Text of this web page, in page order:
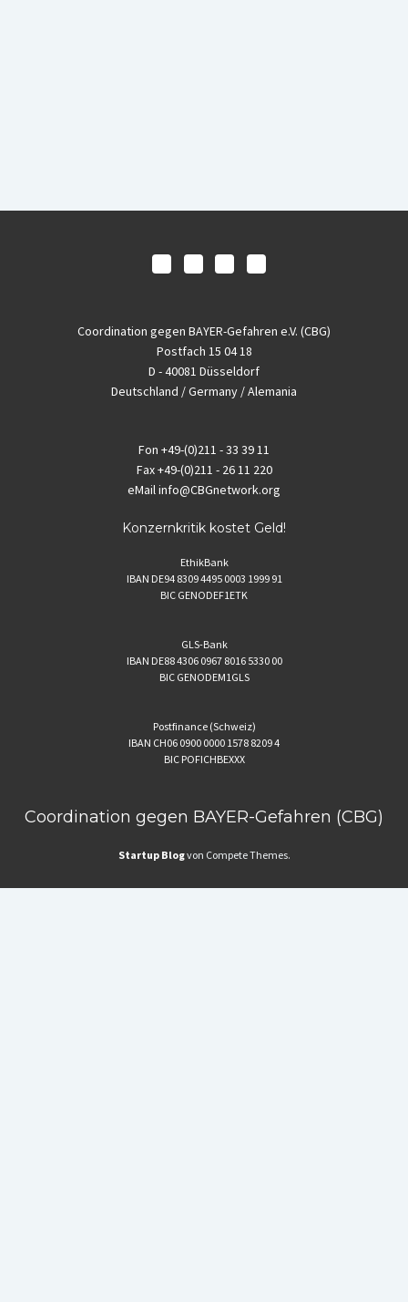
Coordination gegen BAYER-Gefahren e.V. (CBG)
Postfach 15 04 18
D - 40081 Düsseldorf
Deutschland / Germany / Alemania
Fon +49-(0)211 - 33 39 11
Fax+49-(0)211 - 26 11 220
eMailinfo@CBGnetwork.org
Konzernkritik kostet Geld!
EthikBank
IBAN DE94 8309 4495 0003 1999 91
BIC GENODEF1ETK
GLS-Bank
IBAN DE88 4306 0967 8016 5330 00
BIC GENODEM1GLS
Postfinance (Schweiz)
IBAN CH06 0900 0000 1578 8209 4
BIC POFICHBEXXX
Coordination gegen BAYER-Gefahren (CBG)
Startup Blogvon Compete Themes.